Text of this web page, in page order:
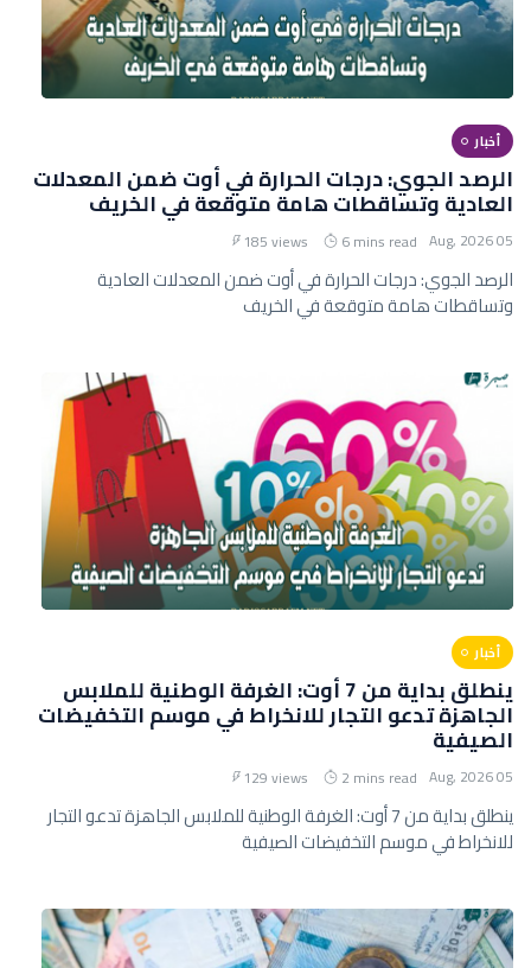
أخبار
الرصد الجوي: درجات الحرارة في أوت ضمن المعدلات
العادية وتساقطات هامة متوقعة في الخريف
05 Aug, 2026
6 mins read
185 views
الرصد الجوي: درجات الحرارة في أوت ضمن المعدلات العادية
وتساقطات هامة متوقعة في الخريف
أخبار
ينطلق بداية من 7 أوت: الغرفة الوطنية للملابس
الجاهزة تدعو التجار للانخراط في موسم التخفيضات
الصيفية
05 Aug, 2026
2 mins read
129 views
ينطلق بداية من 7 أوت: الغرفة الوطنية للملابس الجاهزة تدعو التجار
للانخراط في موسم التخفيضات الصيفية